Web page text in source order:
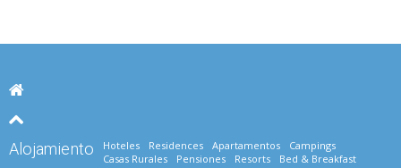
Alojamiento Hoteles Residences Apartamentos
Campings
Casas Rurales
Pensiones Resorts Bed & Breakfast